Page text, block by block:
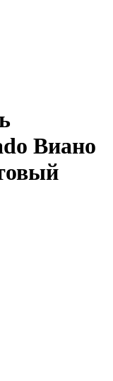
Виано